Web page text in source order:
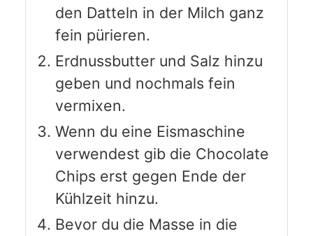
den Datteln in der Milch ganz
fein pürieren.
Erdnussbutter und Salz hinzu
geben und nochmals fein
vermixen.
Wenn du eine Eismaschine
verwendest gib die Chocolate
Chips erst gegen Ende der
Kühlzeit hinzu.
Bevor du die Masse in die